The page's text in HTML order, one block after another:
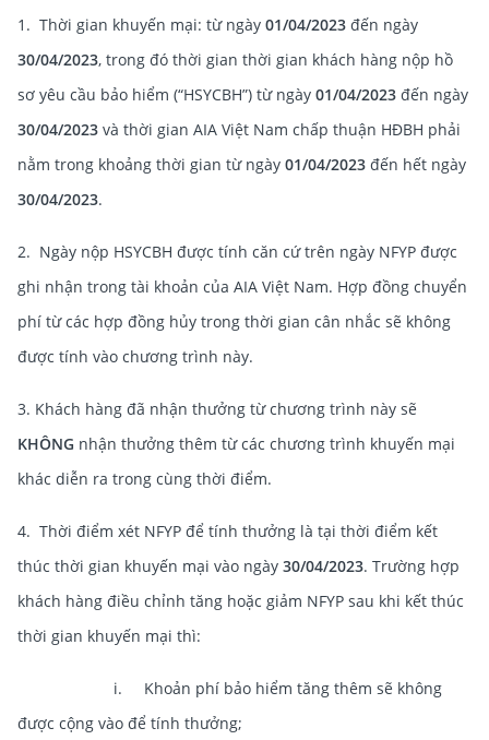
1. Thời gian khuyến mại: từ ngày 01/04/2023 đến ngày
30/04/2023, trong đó thời gian thời gian khách hàng nộp hồ
sơ yêu cầu bảo hiểm (“HSYCBH”) từ ngày 01/04/2023 đến ngày
30/04/2023 và thời gian AIA Việt Nam chấp thuận HĐBH phải
nằm trong khoảng thời gian từ ngày 01/04/2023 đến hết ngày
30/04/2023.
2. Ngày nộp HSYCBH được tính căn cứ trên ngày NFYP được
ghi nhận trong tài khoản của AIA Việt Nam. Hợp đồng chuyển
phí từ các hợp đồng hủy trong thời gian cân nhắc sẽ không
được tính vào chương trình này.
3. Khách hàng đã nhận thưởng từ chương trình này sẽ
KHÔNG nhận thưởng thêm từ các chương trình khuyến mại
khác diễn ra trong cùng thời điểm.
4. Thời điểm xét NFYP để tính thưởng là tại thời điểm kết
thúc thời gian khuyến mại vào ngày 30/04/2023. Trường hợp
khách hàng điều chỉnh tăng hoặc giảm NFYP sau khi kết thúc
thời gian khuyến mại thì:
i. Khoản phí bảo hiểm tăng thêm sẽ không
được cộng vào để tính thưởng;